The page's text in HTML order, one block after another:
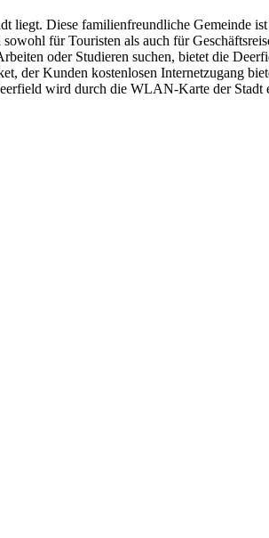
Diese familienfreundliche Gemeinde
für Touristen als auch für
oder Studieren suchen, bietet die
Kunden kostenlosen Internetzugang
wird durch die WLAN-Karte der Stadt